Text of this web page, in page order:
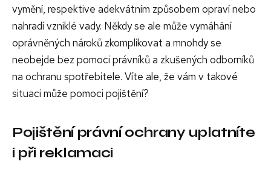
vymění, respektive adekvátním způsobem opraví nebo
nahradí vzniklé vady. Někdy se ale může vymáhání
oprávněných nároků zkomplikovat a mnohdy se
neobejde bez pomoci právníků a zkušených odborníků
na ochranu spotřebitele. Víte ale, že vám v takové
situaci může pomoci pojištění?
Pojištění právní ochrany uplatníte
i při reklamaci